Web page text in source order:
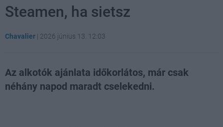
Steamen, ha sietsz
Chavalier | 2026 június 13. 12:03
Az alkotók ajánlata időkorlátos, már csak
néhány napod maradt cselekedni.